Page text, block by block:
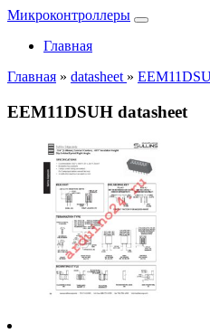
Микроконтроллеры
Главная
Главная » datasheet »
EEM11DSUH datasheet